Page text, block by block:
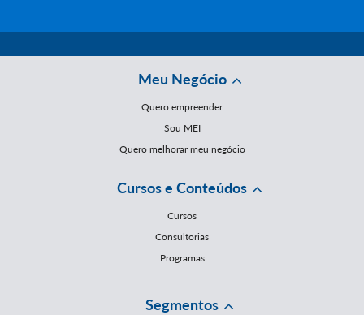
Meu Negócio
Quero empreender
Sou MEI
Quero melhorar meu negócio
Cursos e Conteúdos
Cursos
Consultorias
Programas
Segmentos